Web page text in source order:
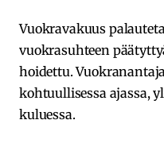
Vuokravakuus
vuokrasuhteen
hoidettu.
kohtuullisessa ajassa,
kuluessa.